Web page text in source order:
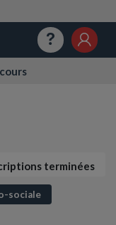
terminées
sociale